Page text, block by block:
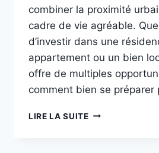
combiner la proximité
cadre de vie agréable.
d’investir dans une
appartement ou un bien
offre de multiples
comment bien se préparer
LIRE LA SUITE